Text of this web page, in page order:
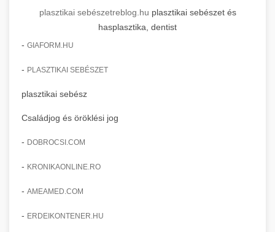
plasztikai sebészetreblog.hu plasztikai sebészet és
hasplasztika, dentist
- GIAFORM.HU
- PLASZTIKAI SEBÉSZET
plasztikai sebész
Családjog és öröklési jog
- DOBROCSI.COM
- KRONIKAONLINE.RO
- AMEAMED.COM
- ERDEIKONTENER.HU